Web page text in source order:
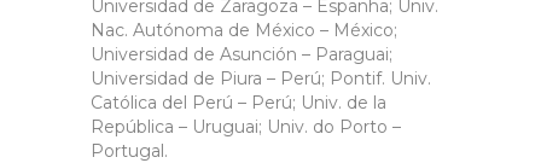
Universidad de Zaragoza – Espanha; Univ.
Nac. Autónoma de México – México;
Universidad de Asunción – Paraguai;
Universidad de Piura – Perú; Pontif. Univ.
Católica del Perú – Perú; Univ. de la
República – Uruguai; Univ. do Porto –
Portugal.